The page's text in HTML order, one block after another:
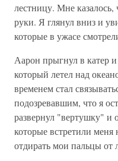
лестницу. Мне казалось,
руки. Я глянул вниз и
которые в ужасе
Аарон прыгнул в катер и
который летел над
временем стал
подозревавшим, что я
развернул "вертушку" и
которые встретили меня
отдирать мои пальцы от